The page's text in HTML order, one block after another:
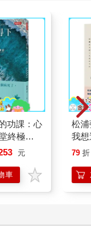
功課：心
終極學
元
車
松浦
我
79 折